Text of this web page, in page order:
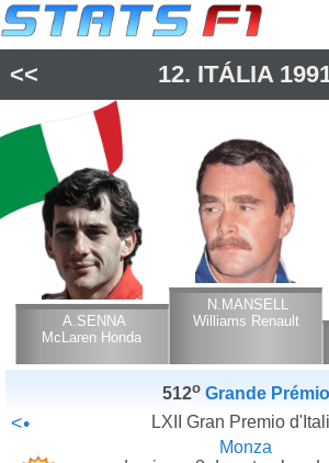
<< 12. ITÁLIA
A.SENNA
McLaren Honda
N.MANSELL
Williams Renault
512o Grande Prémio
<• LXII Gran Premio
Monza